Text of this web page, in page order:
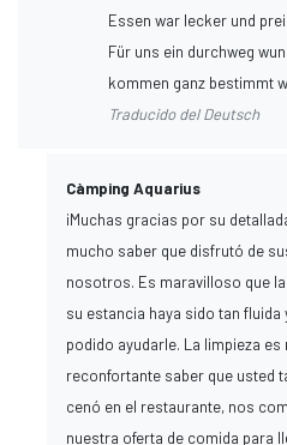
Essen war lecker und
Für uns ein durchweg
kommen ganz bestimmt
Traducido del Deutsch
Càmping Aquarius
¡Muchas gracias por su
mucho saber que disfrutó de
nosotros. Es maravilloso que
su estancia haya sido tan
podido ayudarle. La limpieza
reconfortante saber que usted
cenó en el restaurante, nos
nuestra oferta de comida para